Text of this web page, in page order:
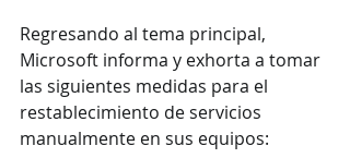
Regresando al tema principal,
Microsoft informa y exhorta a tomar
las siguientes medidas para el
restablecimiento de servicios
manualmente en sus equipos: